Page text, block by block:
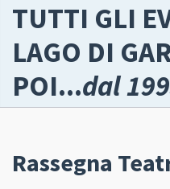
TUTTI GLI
LAGO DI
POI...dal
Rassegna